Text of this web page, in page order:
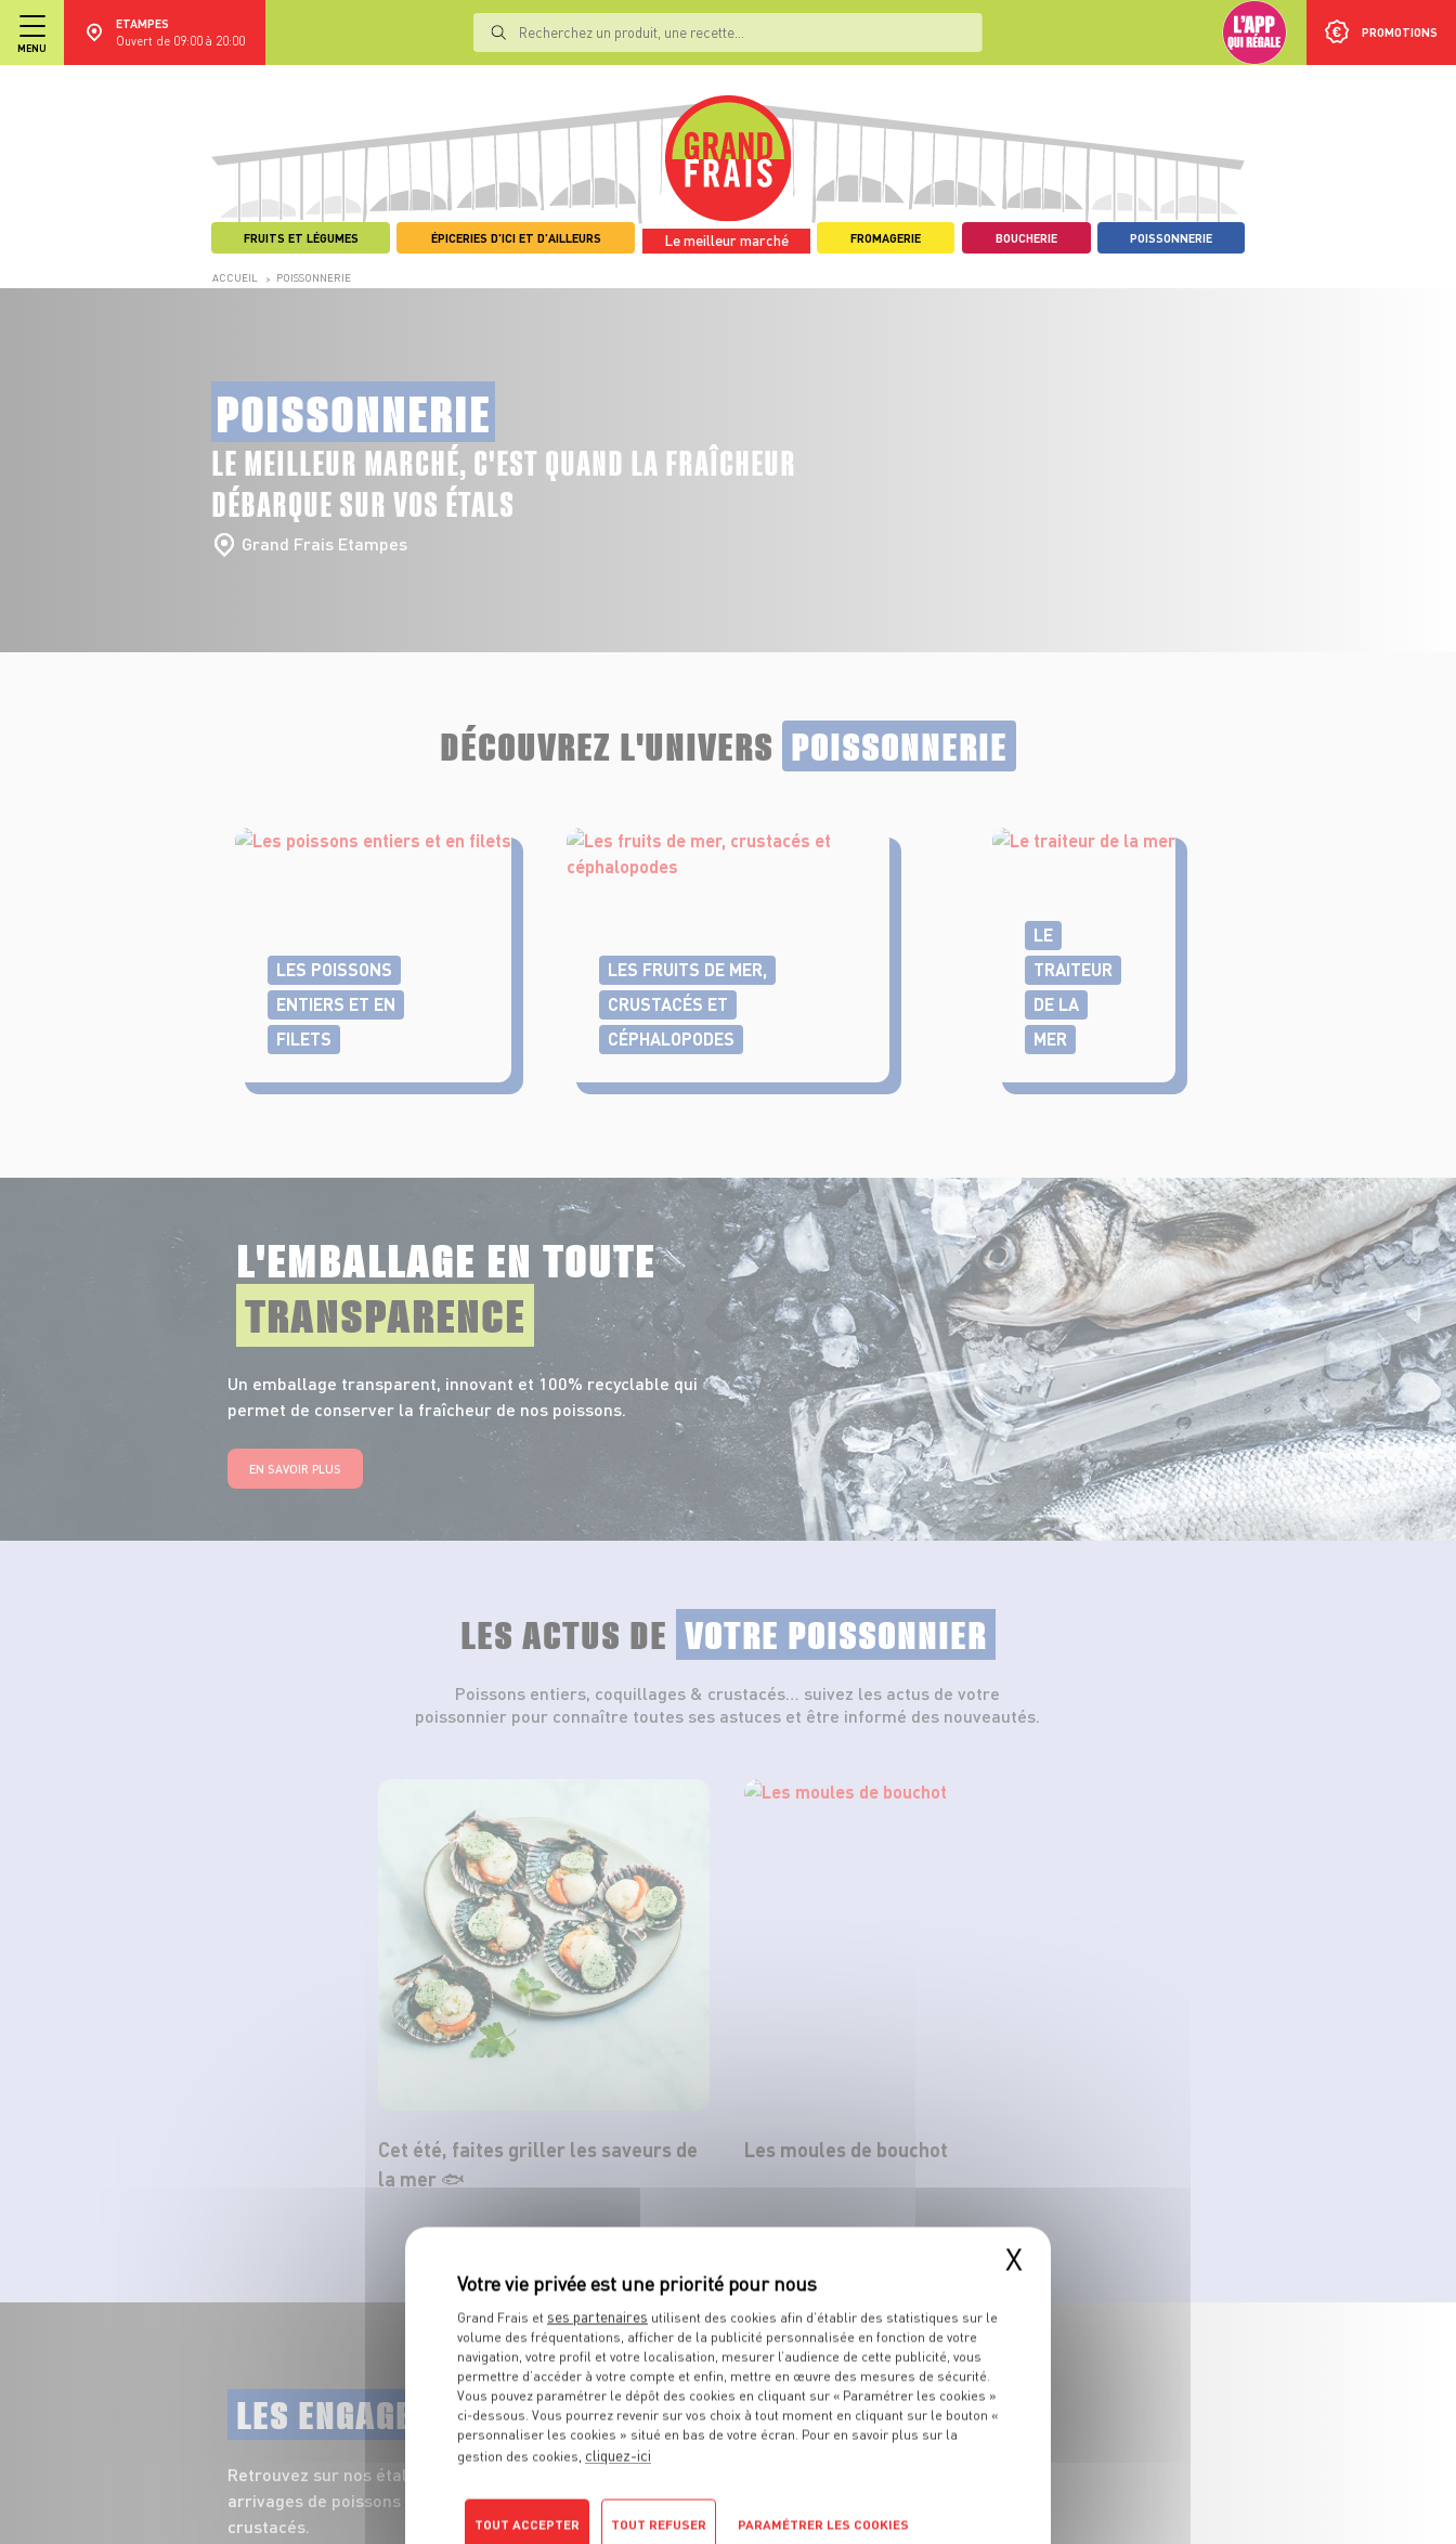
MENU
ETAMPES
Ouvert de 09:00 à 20:00
PROMOTIONS
FRUITS ET LÉGUMES ÉPICERIES D'ICI ET D'AILLEURS Le meilleur marché FROMAGERIE BOUCHERIE POISSONNERIE
ACCUEIL > POISSONNERIE
POISSONNERIE
LE MEILLEUR MARCHÉ, C'EST QUAND LA FRAÎCHEUR
DÉBARQUE SUR VOS ÉTALS
Grand Frais Etampes
DÉCOUVREZ L'UNIVERS POISSONNERIE
LES POISSONS
ENTIERS ET EN
FILETS
LES FRUITS DE MER,
CRUSTACÉS ET
CÉPHALOPODES
LE
TRAITEUR
DE LA
MER
L'EMBALLAGE EN TOUTE
TRANSPARENCE
Un emballage transparent, innovant et 100% recyclable qui
permet de conserver la fraîcheur de nos poissons.
EN SAVOIR PLUS
LES ACTUS DE VOTRE POISSONNIER
Poissons entiers, coquillages & crustacés… suivez les actus de votre
poissonnier pour connaître toutes ses astuces et être informé des nouveautés.
Cet été, faites griller les saveurs de
la mer 🐟
Les moules de bouchot
LES ENGAGEMENTSDE VOTRE POISSONNIER
Retrouvez sur nos étals toute la fraîcheur de nos
arrivages de poissons entiers, filets, coquillages et
crustacés.
X
Grand Frais et ses partenaires utilisent des cookies afin d’établir des statistiques sur le
volume des fréquentations, afficher de la publicité personnalisée en fonction de votre
navigation, votre profil et votre localisation, mesurer l’audience de cette publicité, vous
permettre d’accéder à votre compte et enfin, mettre en œuvre des mesures de sécurité.
Vous pouvez paramétrer le dépôt des cookies en cliquant sur « Paramétrer les cookies »
ci-dessous. Vous pourrez revenir sur vos choix à tout moment en cliquant sur le bouton «
personnaliser les cookies » situé en bas de votre écran. Pour en savoir plus sur la
gestion des cookies, cliquez-ici
TOUT ACCEPTER TOUT REFUSER PARAMÉTRER LES COOKIES